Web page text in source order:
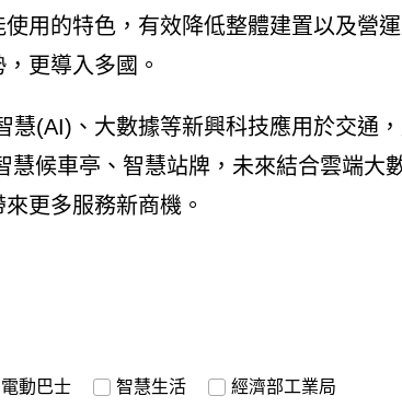
用的特色，有效降低整體建置以及營
更導入多國。
慧(AI)、大數據等新興科技應用於交通
慧候車亭、智慧站牌，未來結合雲端大
更多服務新商機。
電動巴士 智慧生活 經濟部工業局